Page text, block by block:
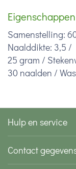
Samenstelling:
Naalddikte: 3,5 /
25 gram /
30 naalden /
Hulp en service
Contact